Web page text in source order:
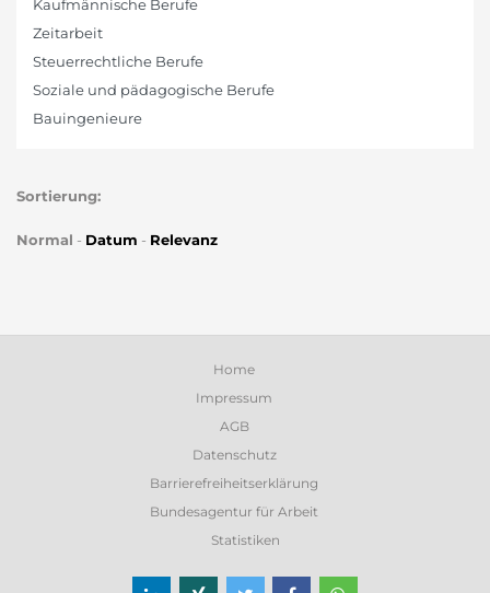
Kaufmännische Berufe
Zeitarbeit
Steuerrechtliche Berufe
Soziale und pädagogische Berufe
Bauingenieure
Sortierung:
Normal - Datum - Relevanz
Home
Impressum
AGB
Datenschutz
Barrierefreiheitserklärung
Bundesagentur für Arbeit
Statistiken